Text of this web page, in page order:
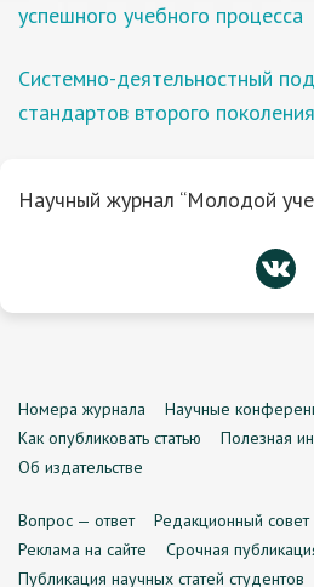
успешного учебного процесса
Системно-деятельностный
стандартов второго поколения
Научный журнал “Молодой
Номера журнала Научные
Как опубликовать статью
Полезная
Об издательстве
Вопрос — ответ Редакционный совет
Реклама на сайте
Срочная
Публикация научных статей студентов